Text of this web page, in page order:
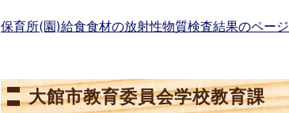
保育所(園)給食食材の放射性物質検査結果のページ
大館市教育委員会学校教育課